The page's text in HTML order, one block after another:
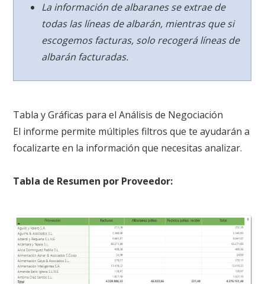
La información de albaranes se extrae de
todas las líneas de albarán, mientras que si
escogemos facturas, solo recogerá líneas de
albarán facturadas.
Tabla y Gráficas para el Análisis de Negociación
El informe permite múltiples filtros que te ayudarán a
focalizarte en la información que necesitas analizar.
Tabla de Resumen por Proveedor: